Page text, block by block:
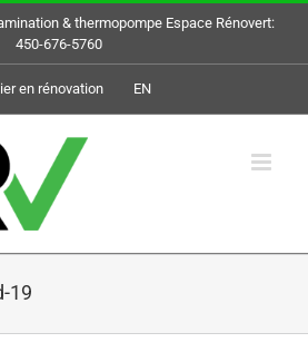
& thermopompe Espace Rénovert:
450-676-5760
en rénovation EN
19